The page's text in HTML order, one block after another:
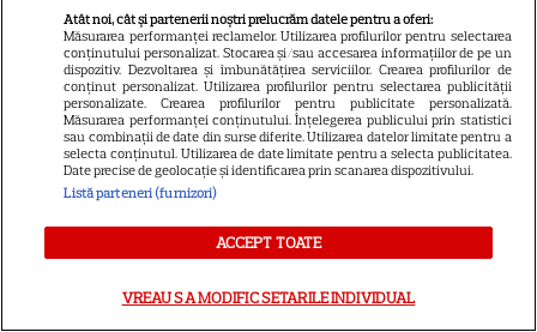
Atât noi, cât și partenerii noștri prelucrăm datele pentru a oferi:
Măsurarea performanței reclamelor. Utilizarea profilurilor pentru selectarea
conținutului personalizat. Stocarea și/sau accesarea informațiilor de pe un
dispozitiv. Dezvoltarea și îmbunătățirea serviciilor. Crearea profilurilor de
conținut personalizat. Utilizarea profilurilor pentru selectarea publicității
personalizate. Crearea profilurilor pentru publicitate personalizată.
Măsurarea performanței conținutului. Înțelegerea publicului prin statistici
sau combinații de date din surse diferite. Utilizarea datelor limitate pentru a
selecta conținutul. Utilizarea de date limitate pentru a selecta publicitatea.
Date precise de geolocație și identificarea prin scanarea dispozitivului.
Listă parteneri (furnizori)
ACCEPT TOATE
VREAU SA MODIFIC SETARILE INDIVIDUAL